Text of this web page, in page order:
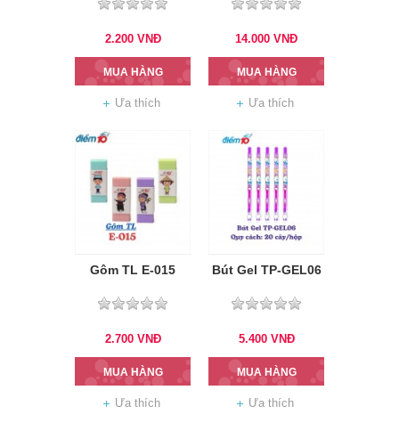
2.200 VNĐ
MUA HÀNG
Ưa thích
14.000 VNĐ
MUA HÀNG
Ưa thích
Gôm TL E-015
2.700 VNĐ
MUA HÀNG
Ưa thích
Bút Gel TP-GEL06
5.400 VNĐ
MUA HÀNG
Ưa thích